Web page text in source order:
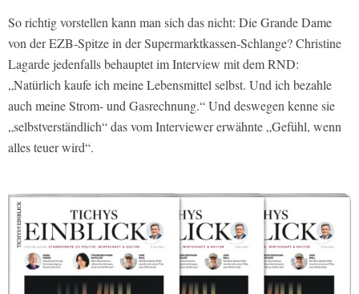
So richtig vorstellen kann man sich das nicht: Die Grande Dame
von der EZB-Spitze in der Supermarktkassen-Schlange? Christine
Lagarde jedenfalls behauptet im Interview mit dem RND:
„Natürlich kaufe ich meine Lebensmittel selbst. Und ich bezahle
auch meine Strom- und Gasrechnung.“ Und deswegen kenne sie
„selbstverständlich“ das vom Interviewer erwähnte „Gefühl, wenn
alles teuer wird“.